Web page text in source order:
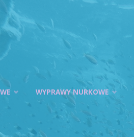
|
WYPRAWY NURKOWE